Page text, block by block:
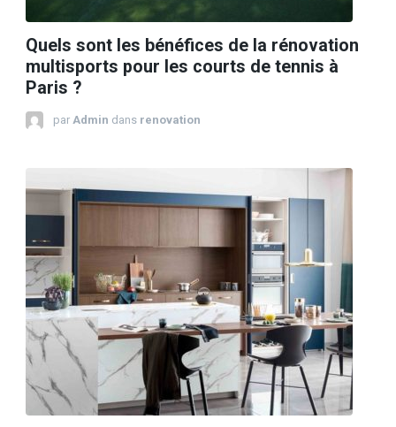
Quels sont les bénéfices de la rénovation
multisports pour les courts de tennis à
Paris ?
par Admin dans renovation